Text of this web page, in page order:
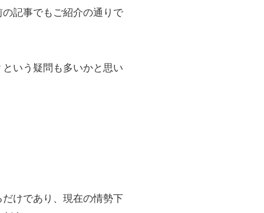
記事でもご紹介の通りで
いう疑問も多いかと思い
けであり、現在の情勢下